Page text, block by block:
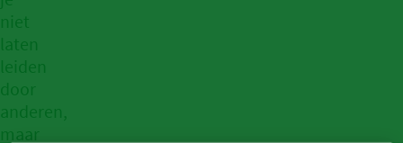
niet
laten
leiden
door
anderen,
maar